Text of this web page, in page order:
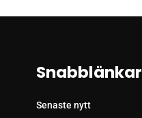
Snabblänkar
Senaste nytt